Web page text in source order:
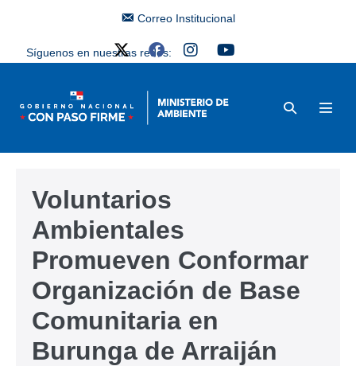
Correo Institucional
Síguenos en nuestras redes:
Voluntarios
Ambientales
Promueven Conformar
Organización de Base
Comunitaria en
Burunga de Arraiján